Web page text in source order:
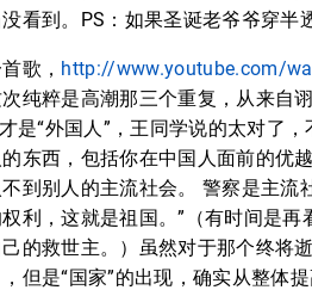
看到。PS：如果圣诞老爷爷穿
歌， http://www.youtube.com/
纯粹是高潮那三个重复，从来自
是“外国人”，王同学说的太对了
东西，包括你在中国人面前的优
到别人的主流社会。 警察是主
利，这就是祖国。”（有时间是
的救世主。）虽然对于那个终将
但是“国家”的出现，确实从整体